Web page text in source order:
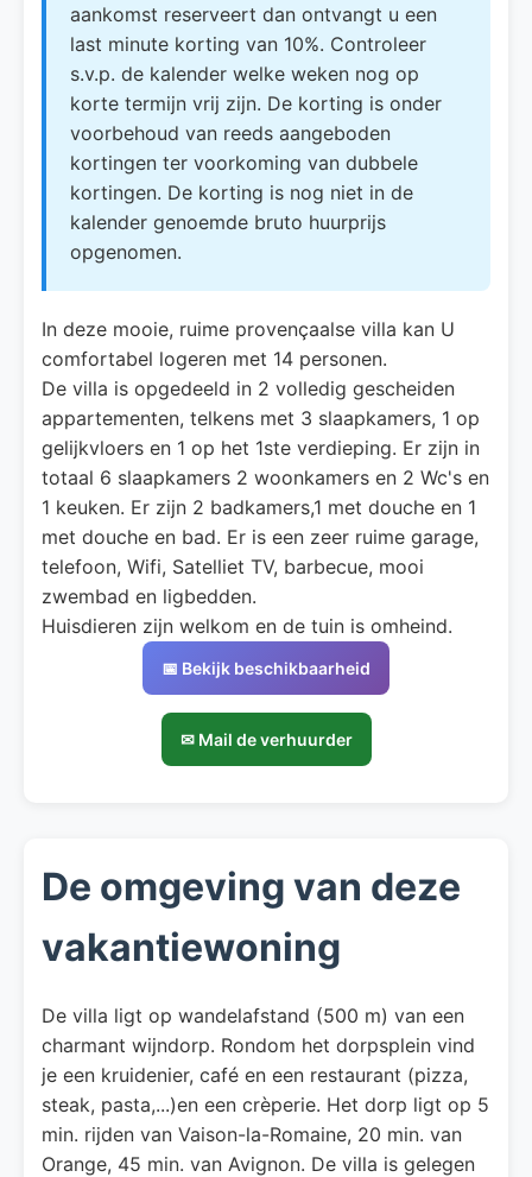
aankomst reserveert dan ontvangt u een
last minute korting van 10%. Controleer
s.v.p. de kalender welke weken nog op
korte termijn vrij zijn. De korting is onder
voorbehoud van reeds aangeboden
kortingen ter voorkoming van dubbele
kortingen. De korting is nog niet in de
kalender genoemde bruto huurprijs
opgenomen.
In deze mooie, ruime provençaalse villa kan U
comfortabel logeren met 14 personen.
De villa is opgedeeld in 2 volledig gescheiden
appartementen, telkens met 3 slaapkamers, 1 op
gelijkvloers en 1 op het 1ste verdieping. Er zijn in
totaal 6 slaapkamers 2 woonkamers en 2 Wc's en
1 keuken. Er zijn 2 badkamers,1 met douche en 1
met douche en bad. Er is een zeer ruime garage,
telefoon, Wifi, Satelliet TV, barbecue, mooi
zwembad en ligbedden.
Huisdieren zijn welkom en de tuin is omheind.
📅 Bekijk beschikbaarheid
✉ Mail de verhuurder
De omgeving van deze
vakantiewoning
De villa ligt op wandelafstand (500 m) van een
charmant wijndorp. Rondom het dorpsplein vind
je een kruidenier, café en een restaurant (pizza,
steak, pasta,...)en een crèperie. Het dorp ligt op 5
min. rijden van Vaison-la-Romaine, 20 min. van
Orange, 45 min. van Avignon. De villa is gelegen